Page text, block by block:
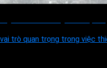
trò quan trọng trong việc